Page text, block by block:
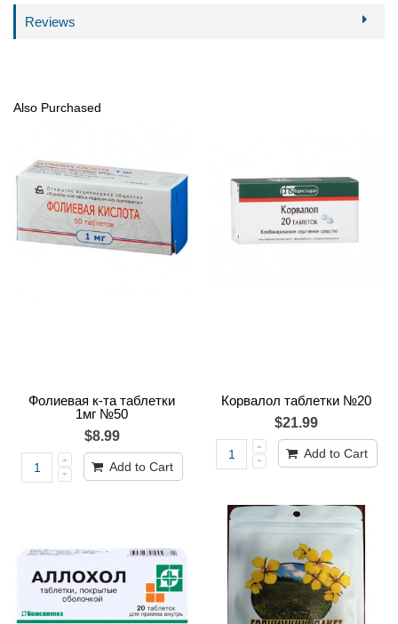
Reviews
Also Purchased
Фолиевая к-та таблетки
1мг №50
$8.99
Add to Cart
Корвалол таблетки №20
$21.99
Add to Cart